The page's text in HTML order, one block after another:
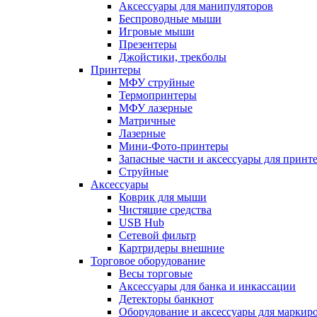
Аксессуары для манипуляторов
Беспроводные мыши
Игровые мыши
Презентеры
Джойстики, трекболы
Принтеры
МФУ струйные
Термопринтеры
МФУ лазерные
Матричные
Лазерные
Мини-Фото-принтеры
Запасные части и аксессуары для
Струйные
Аксессуары
Коврик для мыши
Чистящие средства
USB Hub
Сетевой фильтр
Картридеры внешние
Торговое оборудование
Весы торговые
Аксессуары для банка и инкассации
Детекторы банкнот
Оборудование и аксессуары для